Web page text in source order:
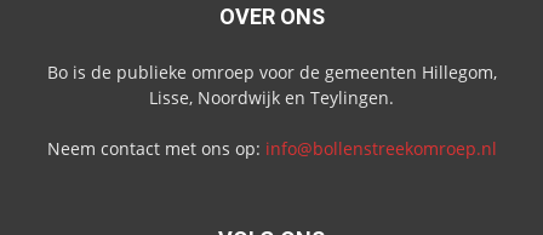
OVER ONS
Bo is de publieke omroep voor de gemeenten Hillegom,
Lisse, Noordwijk en Teylingen.
Neem contact met ons op: info@bollenstreekomroep.nl